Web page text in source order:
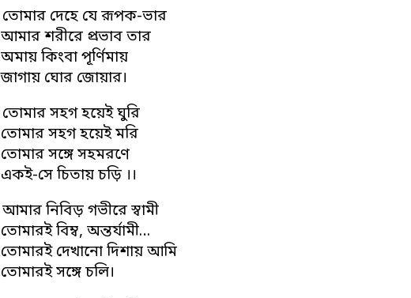
তোমার দেহে যে রূপক-ভার
আমার শরীরে প্রভাব তার
অমায় কিংবা পূর্ণিমায়
জাগায় ঘোর জোয়ার।
তোমার সহগ হয়েই ঘুরি
তোমার সহগ হয়েই মরি
তোমার সঙ্গে সহমরণে
একই-সে চিতায় চড়ি ।।
আমার নিবিড় গভীরে স্বামী
তোমারই বিম্ব, অন্তর্যামী…
তোমারই দেখানো দিশায় আমি
তোমারই সঙ্গে চলি।